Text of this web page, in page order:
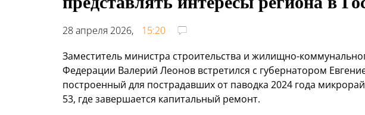
28 апреля 2026,
15:20
Заместитель министра строительства и жилищно-
Федерации Валерий Леонов встретился с губернатором
построенный для пострадавших от паводка 2024 года
53, где завершается капитальный ремонт.